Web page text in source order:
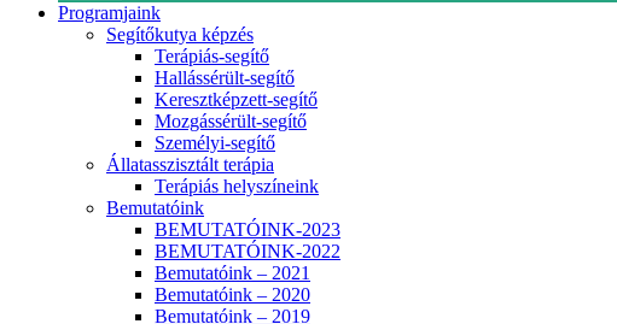
Programjaink
Segítőkutya képzés
Terápiás-segítő
Hallássérült-segítő
Keresztképzett-segítő
Mozgássérült-segítő
Személyi-segítő
Állatasszisztált terápia
Terápiás helyszíneink
Bemutatóink
BEMUTATÓINK-2023
BEMUTATÓINK-2022
Bemutatóink – 2021
Bemutatóink – 2020
Bemutatóink – 2019